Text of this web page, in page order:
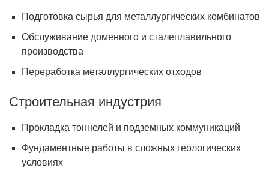
Подготовка сырья для металлургических комбинатов
Обслуживание доменного и сталеплавильного
производства
Переработка металлургических отходов
Строительная индустрия
Прокладка тоннелей и подземных коммуникаций
Фундаментные работы в сложных геологических
условиях